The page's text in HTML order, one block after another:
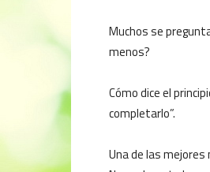
Muchos se
menos?
Cómo dice el
completarlo”.
Una de las